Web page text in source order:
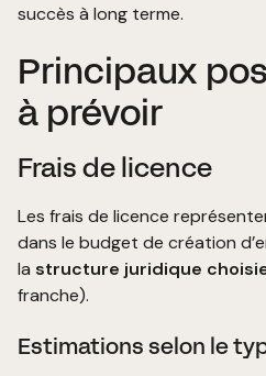
succès à long terme.
Principaux
à prévoir
Frais de licence
Les frais de licence
dans le budget de création
la structure juridique
franche).
Estimations selon le